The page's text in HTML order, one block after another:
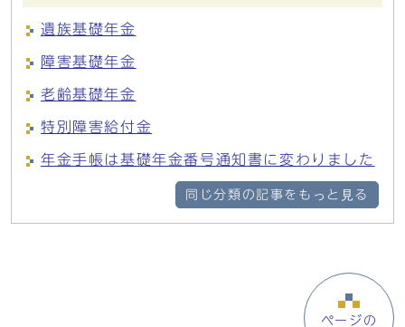
遺族基礎年金
障害基礎年金
老齢基礎年金
特別障害給付金
年金手帳は基礎年金番号通知書に変わりました
同じ分類の記事をもっと見る
ページの